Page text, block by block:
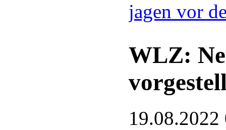
jagen vor
WLZ:
19.08.2022